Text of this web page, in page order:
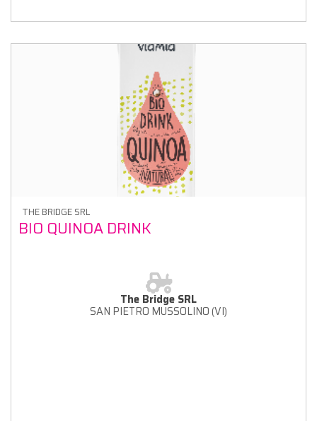
THE BRIDGE SRL
BIO QUINOA DRINK
The Bridge SRL
SAN PIETRO MUSSOLINO (VI)